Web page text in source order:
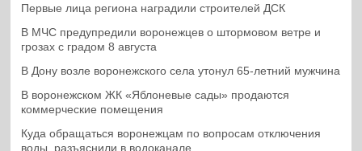
Первые лица региона наградили строителей ДСК
В МЧС предупредили воронежцев о штормовом ветре и
грозах с градом 8 августа
В Дону возле воронежского села утонул 65-летний мужчина
В воронежском ЖК «Яблоневые сады» продаются
коммерческие помещения
Куда обращаться воронежцам по вопросам отключения
воды, разъяснили в водоканале